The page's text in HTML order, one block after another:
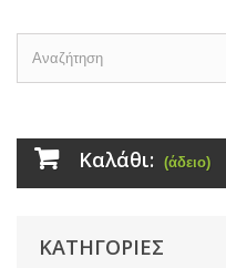
Καλάθι: (άδειο)
ΚΑΤΗΓΟΡΙΕΣ